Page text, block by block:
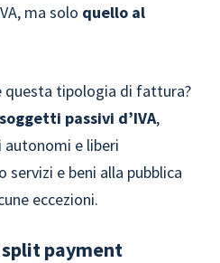
ma solo quello al
questa tipologia di fattura?
soggetti passivi d’IVA,
e liberi
e beni alla pubblica
eccezioni.
payment